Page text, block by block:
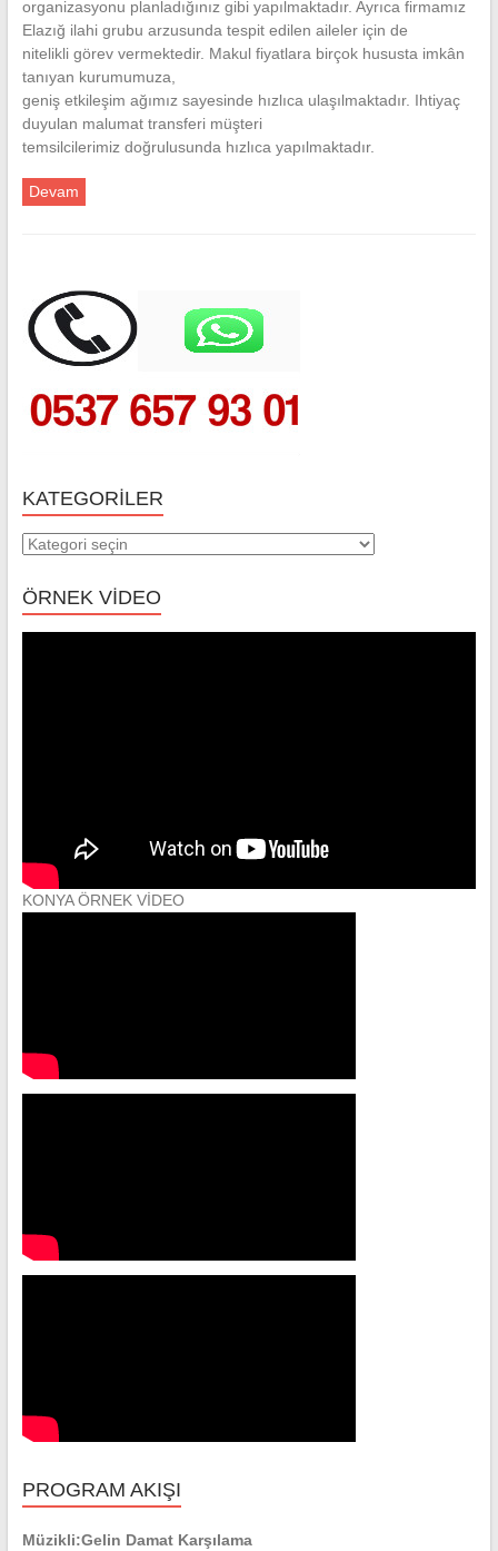
organizasyonu planladığınız gibi yapılmaktadır. Ayrıca firmamız
Elazığ ilahi grubu arzusunda tespit edilen aileler için de
nitelikli görev vermektedir. Makul fiyatlara birçok hususta imkân
tanıyan kurumumuza,
geniş etkileşim ağımız sayesinde hızlıca ulaşılmaktadır. Ihtiyaç
duyulan malumat transferi müşteri
temsilcilerimiz doğrulusunda hızlıca yapılmaktadır.
Devam
KATEGORILER
Kategoriler
ÖRNEK VİDEO
KONYA ÖRNEK VİDEO
PROGRAM AKIŞI
Müzikli:Gelin Damat Karşılama